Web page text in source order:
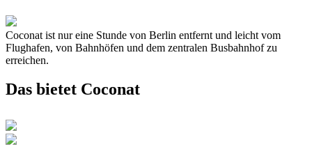
Coconat ist nur eine Stunde von Berlin entfernt und leicht vom
Flughafen, von Bahnhöfen und dem zentralen Busbahnhof zu
erreichen.
Das bietet Coconat